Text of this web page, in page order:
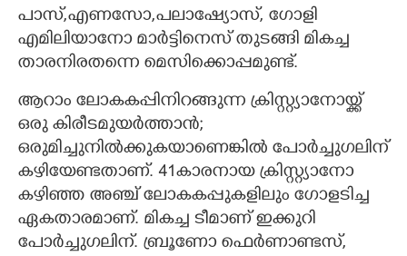
പാസ്,എണസോ,പലാഷ്യോസ്, ഗോളി
എമിലിയാനോ മാർട്ടിനെസ് തുടങ്ങി മികച്ച
താരനിരതന്നെ മെസിക്കൊപ്പമുണ്ട്.
ആറാം ലോകകപ്പിനിറങ്ങുന്ന ക്രിസ്റ്റ്യാനോയ്ക്ക്
ഒരു കിരീടമുയർത്താൻ;
ഒരുമിച്ചുനിൽക്കുകയാണെങ്കിൽ പോർച്ചുഗലിന്
കഴിയേണ്ടതാണ്. 41കാരനായ ക്രിസ്റ്റ്യാനോ
കഴിഞ്ഞ അഞ്ച് ലോകകപ്പുകളിലും ഗോളടിച്ച
ഏകതാരമാണ്. മികച്ച ടീമാണ് ഇക്കുറി
പോർച്ചുഗലിന്. ബ്രൂണോ ഫെർണാണ്ടസ്,